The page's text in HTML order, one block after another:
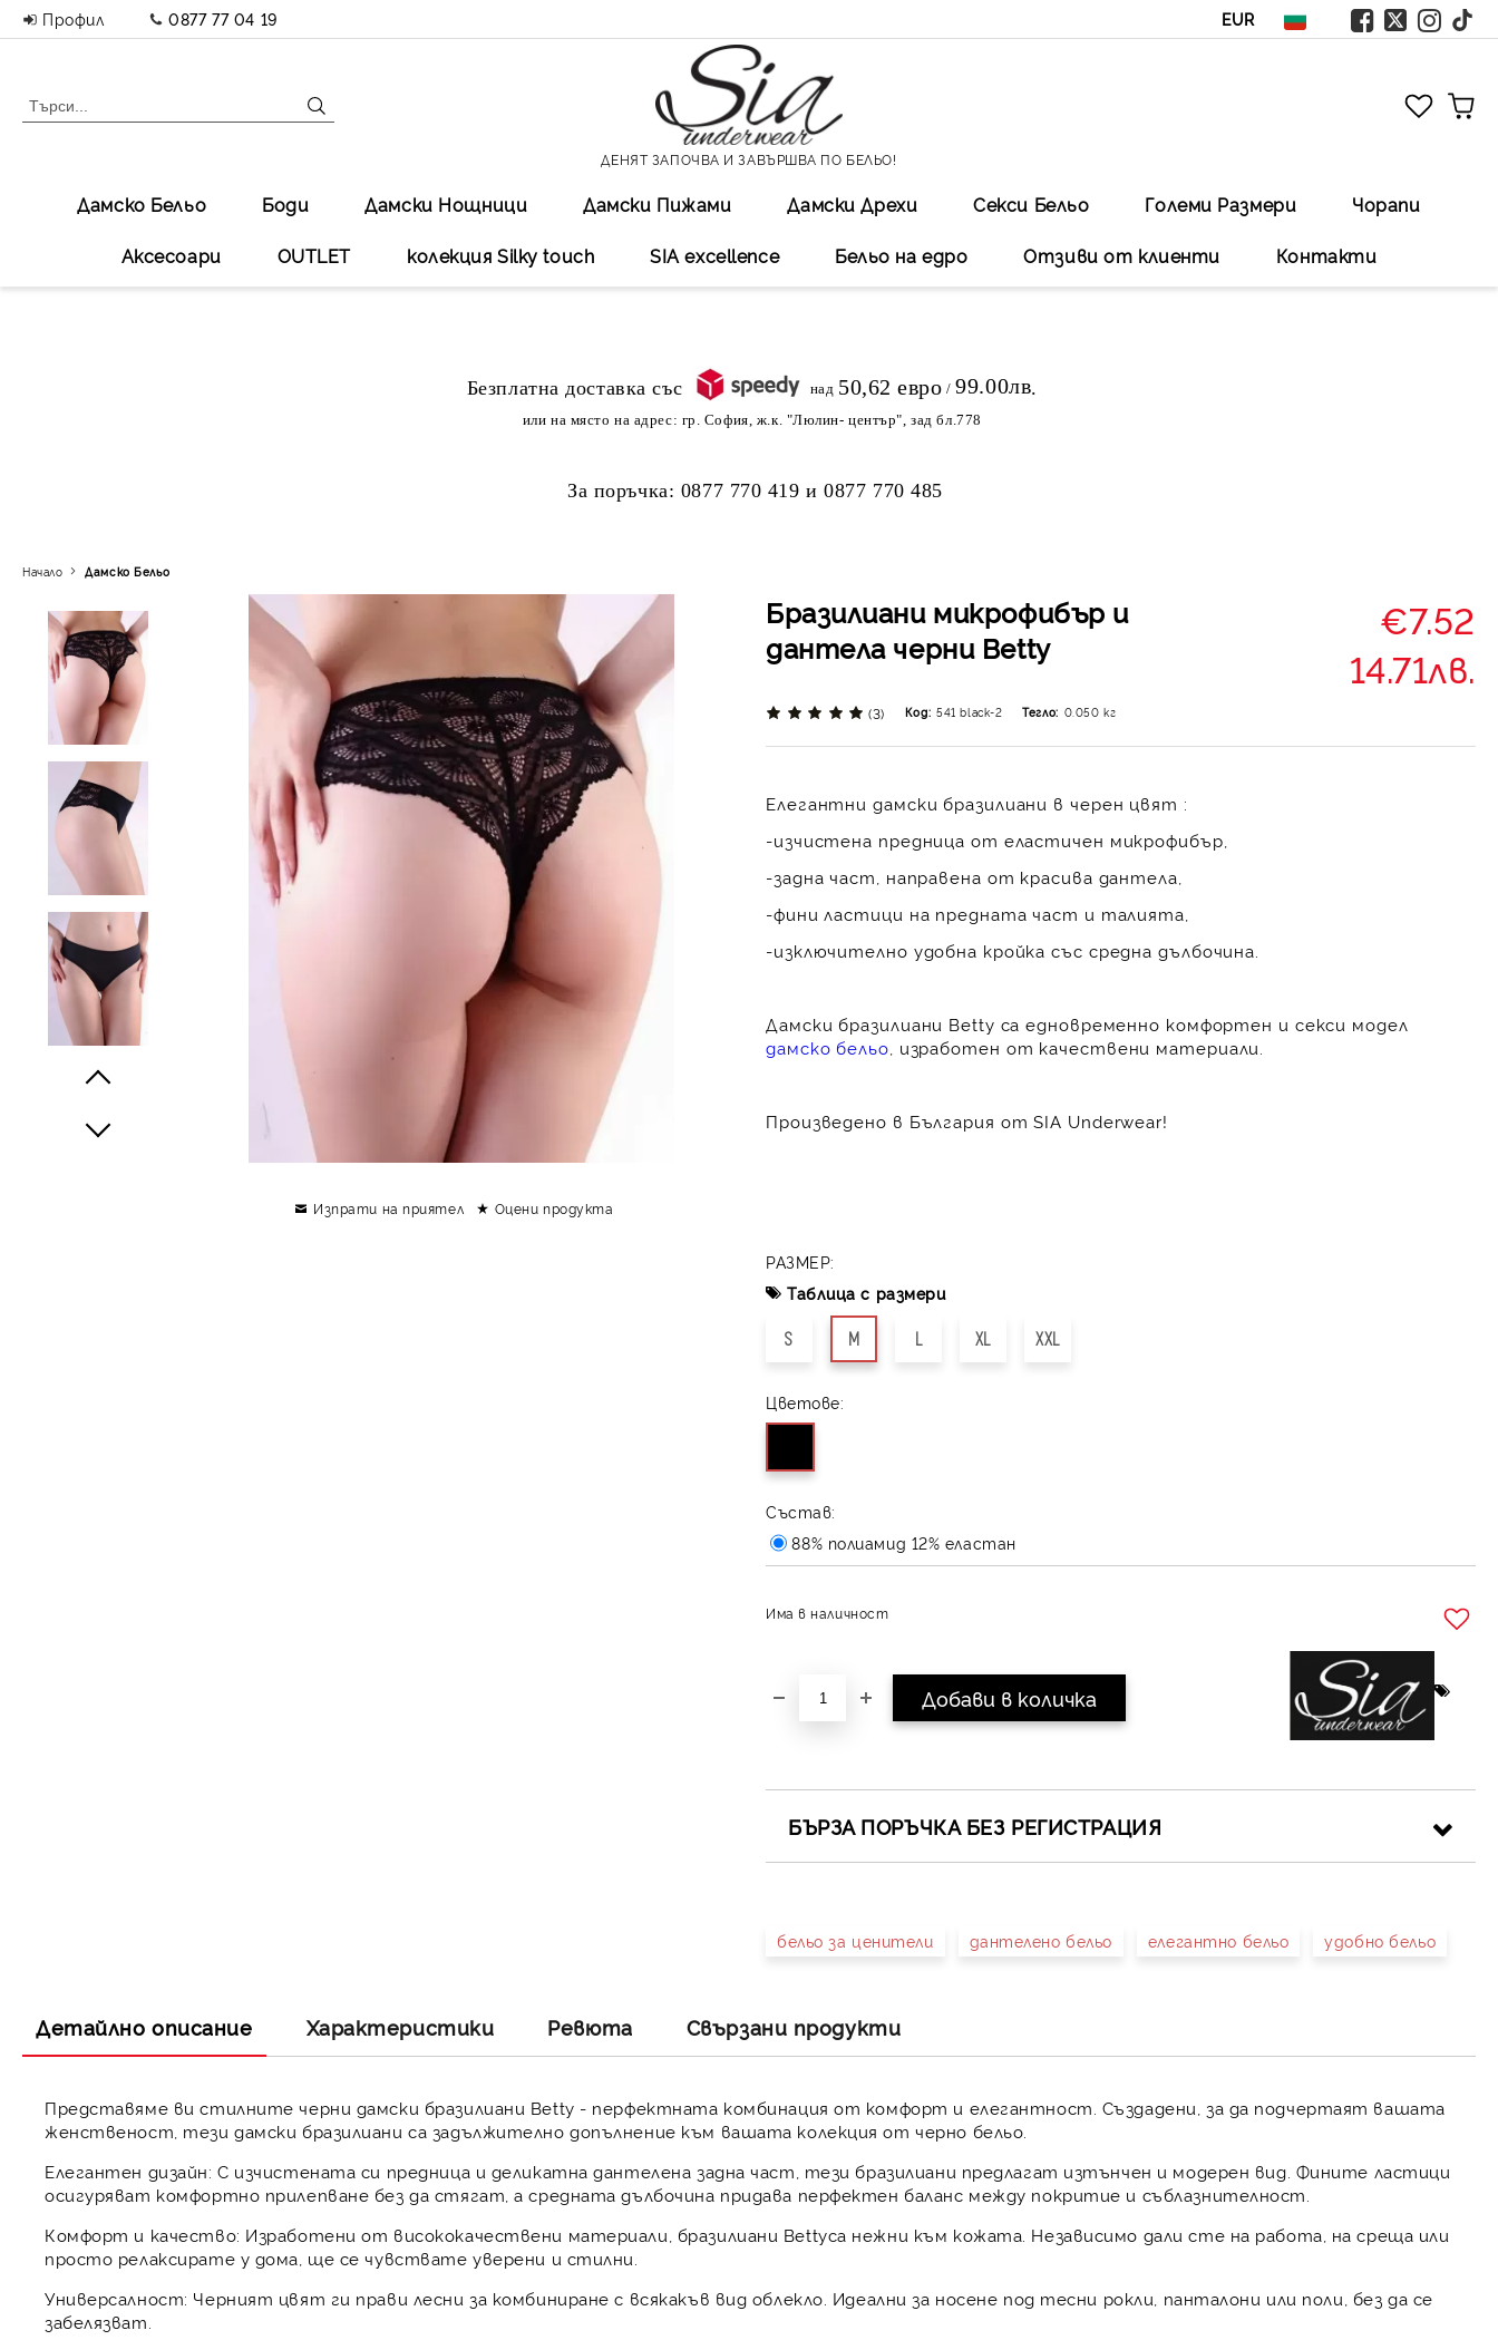
Профил 0877 77 04 19 EUR
ДЕНЯТ ЗАПОЧВА И ЗАВЪРШВА ПО БЕЛЬО!
Дамско Бельо Боди Дамски Нощници Дамски Пижами Дамски Дрехи Секси Бельо Големи Размери Чорапи
Аксесоари OUTLET колекция Silky touch SIA excellеnce Бельо на едро Отзиви от клиенти Контакти
.Безплатна доставка със
над 50,62 евро / 99.00лв
или на място на адрес: гр. София, ж.к. "Люлин- център", зад бл.778
За поръчка: 0877 770 419 и0877 770 485
Начало Дамско Бельо
Бразилиани микрофибър и
дантела черни Betty
€7.52
14.71лв.
(3) Код: 541 black-2 Тегло: 0.050 кг
Елегантни дамски бразилиани в черен цвят :
-изчистена предница от еластичен микрофибър,
-задна част, направена от красива дантела,
-фини ластици на предната част и талията,
-изключително удобна кройка със средна дълбочина.
Дамски бразилиани Betty са едновременно комфортен и секси модел
дамско бельо , изработен от качествени материали.
Произведено в България от SIA Underwear!
РАЗМЕР:
Таблица с размери
S M L XL XXL
Цветове:
Състав:
88% полиамид 12% еластан
Има в наличност
БЪРЗА ПОРЪЧКА БЕЗ РЕГИСТРАЦИЯ
Ние ще се свържем с вас в рамките на работния ден.
бельо за ценители дантелено бельо елегантно бельо удобно бельо
Изпрати на приятел Оцени продукта
Детайлно описание Характеристики Ревюта Свързани продукти
Представяме ви стилните черни дамски бразилиани Betty - перфектната комбинация от комфорт и елегантност. Създадени, за да подчертаят вашата
женственост, тези дамски бразилиани са задължително допълнение към вашата колекция от черно бельо.
Елегантен дизайн: С изчистената си предница и деликатна дантелена задна част, тези бразилиани предлагат изтънчен и модерен вид. Фините ластици
осигуряват комфортно прилепване без да стягат, а средната дълбочина придава перфектен баланс между покритие и съблазнителност.
Комфорт и качество: Изработени от висококачествени материали, бразилиани Bettyса нежни към кожата. Независимо дали сте на работа, на среща или
просто релаксирате у дома, ще се чувствате уверени и стилни.
Универсалност: Черният цвят ги прави лесни за комбиниране с всякакъв вид облекло. Идеални за носене под тесни рокли, панталони или поли, без да се
забелязват.